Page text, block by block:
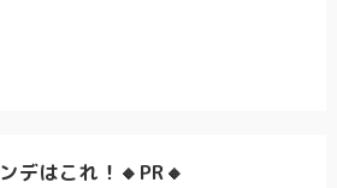
デはこれ！🔸PR🔸